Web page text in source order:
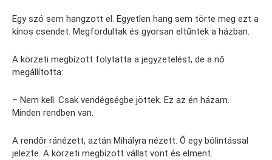
Egy szó sem hangzott el. Egyetlen hang sem törte meg ezt a
kínos csendet. Megfordultak és gyorsan eltűntek a házban.
A körzeti megbízott folytatta a jegyzetelést, de a nő
megállította:
– Nem kell. Csak vendégségbe jöttek. Ez az én házam.
Minden rendben van.
A rendőr ránézett, aztán Mihályra nézett. Ő egy bólintással
jelezte. A körzeti megbízott vállat vont és elment.